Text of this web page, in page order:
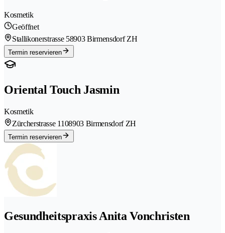
Kosmetik
Geöffnet
Stallikonerstrasse 58903 Birmensdorf ZH
Termin reservieren
Oriental Touch Jasmin
Kosmetik
Zürcherstrasse 1108903 Birmensdorf ZH
Termin reservieren
Gesundheitspraxis Anita Vonchristen